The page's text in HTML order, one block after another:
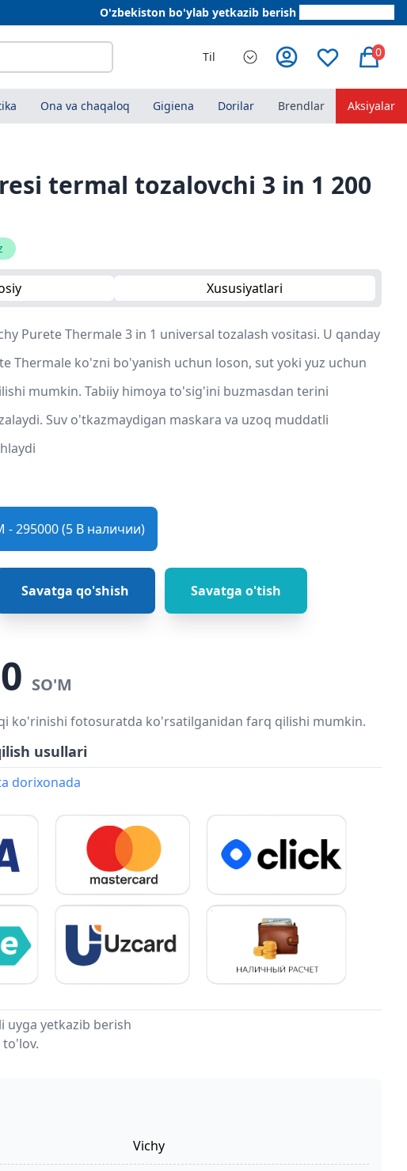
O'zbekiston bo'ylab yetkazib berish
Til 0
Ona va chaqaloq Gigiena Dorilar Brendlar Aksiyalar
termal tozalovchi 3 in 1 200
Xususiyatlari
Purete Thermale 3 in 1 universal tozalash vositasi. U qanday
Thermale ko'zni bo'yanish uchun loson, sut yoki yuz uchun
mumkin. Tabiiy himoya to'sig'ini buzmasdan terini
Suv o'tkazmaydigan maskara va uzoq muddatli
- 295000 (5 В наличии)
Savatga qo'shish Savatga o'tish
SO'M
ko'rinishi fotosuratda ko'rsatilganidan farq qilishi mumkin.
usullari
dorixonada
uyga yetkazib berish
Vichy